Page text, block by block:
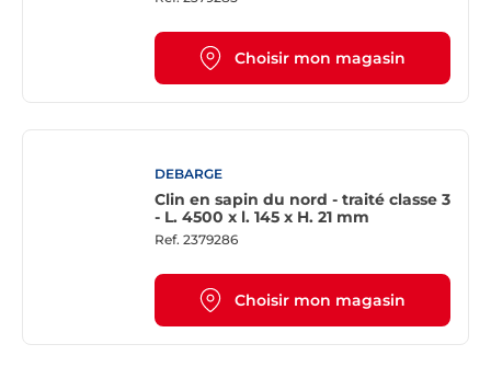
Choisir mon magasin
DEBARGE
Clin en sapin du nord - traité classe 3
- L. 4500 x l. 145 x H. 21 mm
Ref. 2379286
Choisir mon magasin